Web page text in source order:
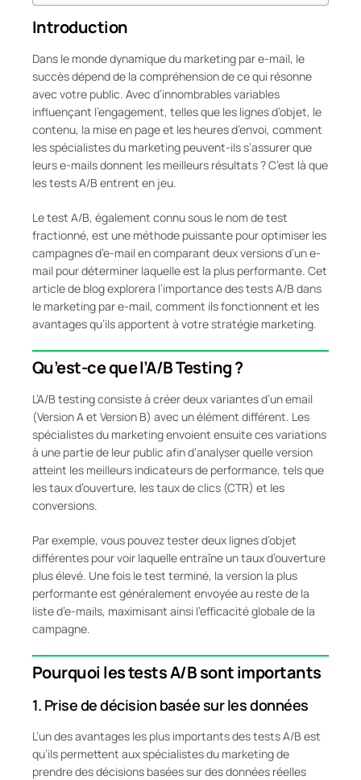
Introduction
Dans le monde dynamique du marketing par e-mail, le
succès dépend de la compréhension de ce qui résonne
avec votre public. Avec d’innombrables variables
influençant l’engagement, telles que les lignes d’objet, le
contenu, la mise en page et les heures d’envoi, comment
les spécialistes du marketing peuvent-ils s’assurer que
leurs e-mails donnent les meilleurs résultats ? C’est là que
les tests A/B entrent en jeu.
Le test A/B, également connu sous le nom de test
fractionné, est une méthode puissante pour optimiser les
campagnes d’e-mail en comparant deux versions d’un e-
mail pour déterminer laquelle est la plus performante. Cet
article de blog explorera l’importance des tests A/B dans
le marketing par e-mail, comment ils fonctionnent et les
avantages qu’ils apportent à votre stratégie marketing.
Qu’est-ce que l’A/B Testing ?
L’A/B testing consiste à créer deux variantes d’un email
(Version A et Version B) avec un élément différent. Les
spécialistes du marketing envoient ensuite ces variations
à une partie de leur public afin d’analyser quelle version
atteint les meilleurs indicateurs de performance, tels que
les taux d’ouverture, les taux de clics (CTR) et les
conversions.
Par exemple, vous pouvez tester deux lignes d’objet
différentes pour voir laquelle entraîne un taux d’ouverture
plus élevé. Une fois le test terminé, la version la plus
performante est généralement envoyée au reste de la
liste d’e-mails, maximisant ainsi l’efficacité globale de la
campagne.
Pourquoi les tests A/B sont importants
1. Prise de décision basée sur les données
L’un des avantages les plus importants des tests A/B est
qu’ils permettent aux spécialistes du marketing de
prendre des décisions basées sur des données réelles